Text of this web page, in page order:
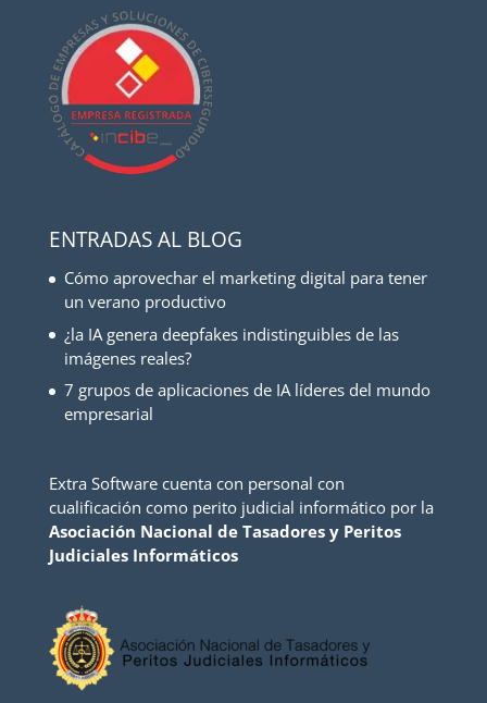
ENTRADAS AL BLOG
Cómo aprovechar el marketing digital para tener
un verano productivo
¿la IA genera deepfakes indistinguibles de las
imágenes reales?
7 grupos de aplicaciones de IA líderes del mundo
empresarial
Extra Software cuenta con personal con
cualificación como perito judicial informático por la
Asociación Nacional de Tasadores y Peritos
Judiciales Informáticos